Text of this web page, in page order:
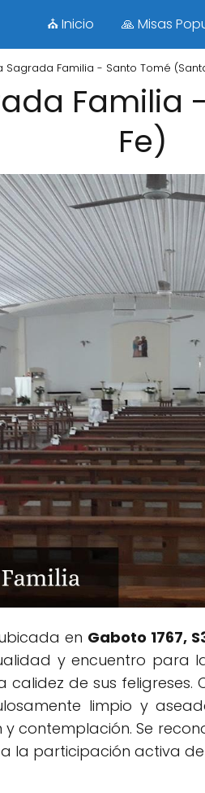
⛪ Inicio 🙏 Misas
Sagrada Familia - Santo Tomé
Familia
Fe)
en Gaboto 1767,
y encuentro para
de sus feligreses.
limpio y
contemplación. Se
la participación activa